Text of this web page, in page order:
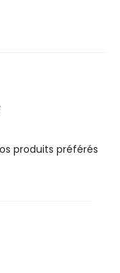
produits préférés